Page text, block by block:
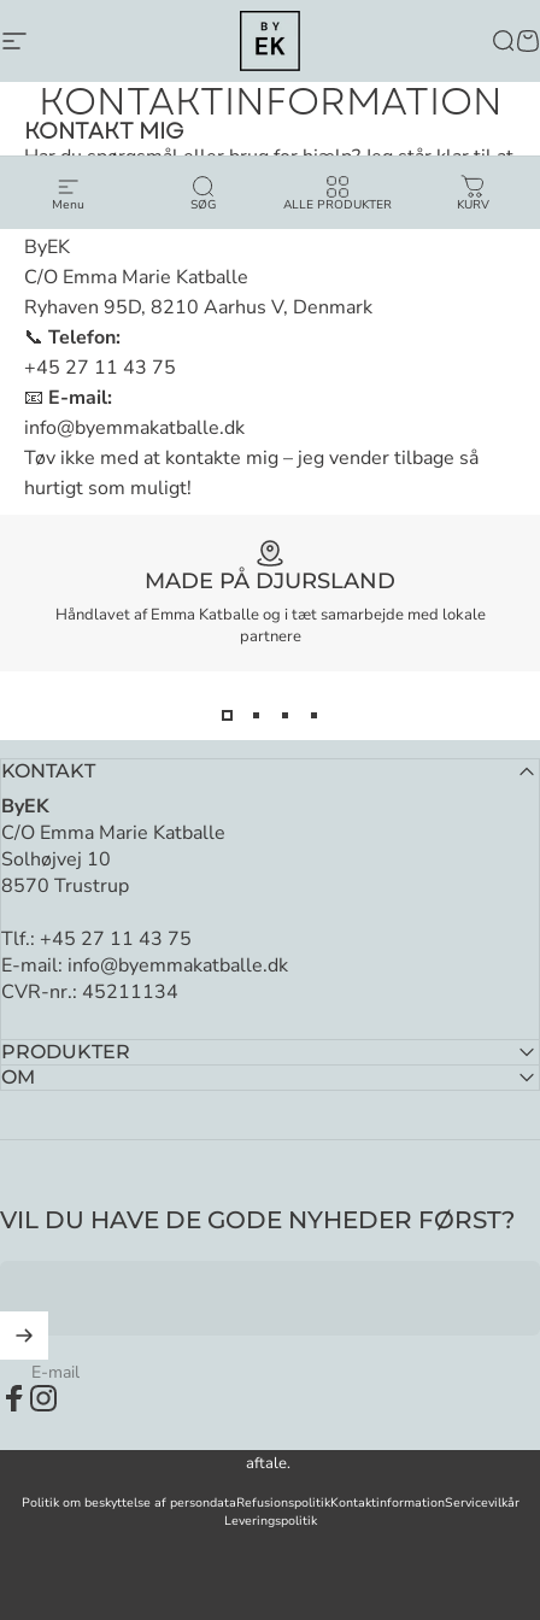
Navigation
By Emma Katballe
Menu SØG ALLE PRODUKTER KURV
KONTAKTINFORMATION
KONTAKT MIG
Har du spørgsmål eller brug for hjælp? Jeg står klar til at
hjælpe dig.
Adresse:
ByEK
C/O Emma Marie Katballe
Ryhaven 95D, 8210 Aarhus V, Denmark
📞 Telefon:
+45 27 11 43 75
📧 E-mail:
info@byemmakatballe.dk
Tøv ikke med at kontakte mig – jeg vender tilbage så
hurtigt som muligt!
MADE PÅ DJURSLAND
Håndlavet af Emma Katballe og i tæt samarbejde med lokale
partnere
KONTAKT
ByEK
C/O Emma Marie Katballe
Solhøjvej 10
8570 Trustrup
Tlf.: +45 27 11 43 75
E-mail: info@byemmakatballe.dk
CVR-nr.: 45211134
PRODUKTER
OM
VIL DU HAVE DE GODE NYHEDER FØRST?
E-mail
aftale.
Politik om beskyttelse af persondataRefusionspolitikKontaktinformationServicevilkår
Leveringspolitik